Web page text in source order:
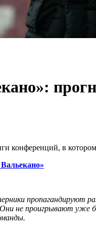
конференций, в
пропагандируют
не проигрывают